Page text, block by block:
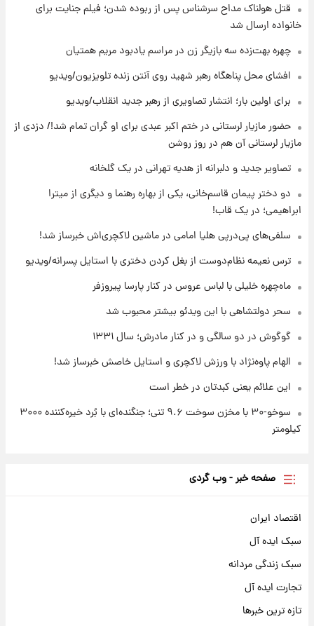
۱۰ ساعت پیش
۱۱ ساعت پیش
مرداد ۱۴۰۵ +جدول
۱۱ ساعت پیش
با قدرتمندترین و بادوام ترین تانک جهان آشنا
شوید+ فیلم
+جدول
۱۲ ساعت پیش
قیمت محصولات ایران‌خودرو و سایپا امروز شنبه
قتل هولناک مداح سرشناس پس از ربوده شدن؛ فیلم جنایت برای
خانواده ارسال شد
چهره بهت‌زده سه بازیگر زن در مراسم یادبود مریم همتیان
افشای محل پناهگاه‌ رهبر شهید روی آنتن زنده تلویزیون/ویدیو
برای اولین بار؛ انتشار تصاویری از رهبر جدید انقلاب/ویدیو
حضور مازیار لرستانی در ختم اکبر عبدی برای او گران تمام شد!/ دزدی از
مازیار لرستانی آن هم در روز روشن
تصاویر جدید و دلبرانه از هدیه تهرانی در یک گلخانه
دو دختر پیمان قاسم‌خانی، یکی از بهاره رهنما و دیگری از میترا
ابراهیمی؛ در یک قاب!
سلفی‌های پی‌درپی هلیا امامی در ماشین لاکچری‌اش خبرساز شد!
ترس نعیمه نظام‌دوست از بغل کردن دختری با استایل پسرانه/ویدیو
ماه‌چهره خلیلی با لباس عروس در کنار پارسا پیروزفر
سحر دولتشاهی با این ویدئو بیشتر محبوب شد
گوگوش در دو سالگی و در کنار مادرش؛ سال ۱۳۳۱
الهام پاوه‌نژاد با ورزش لاکچری و استایل خاصش خبرساز شد!
این علائم یعنی کبدتان در خطر است
سوخو-۳۰ با مخزن سوخت ۹.۶ تنی؛ جنگنده‌ای با بُرد خیره‌کننده ۳۰۰۰
کیلومتر
صفحه خبر - وب گردی
اقتصاد ایران
سبک ایده آل
سبک زندگی مردانه
تجارت ایده آل
تازه ترین خبرها